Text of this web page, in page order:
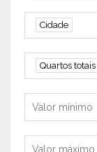
Cidade
Cidade
Quartos
Quartos totais
Valor mínimo
Valor máximo